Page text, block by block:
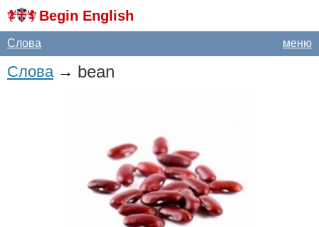
Begin English
меню
Слова
Слова→ bean